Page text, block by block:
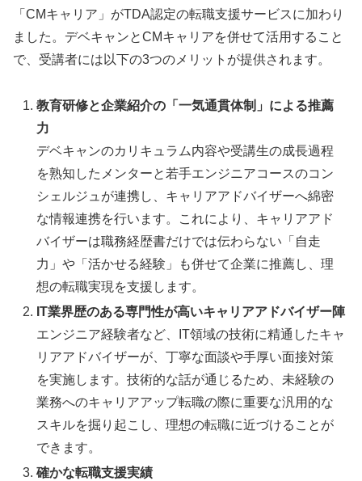
「CMキャリア」がTDA認定の転職支援サービスに加わり
ました。デベキャンとCMキャリアを併せて活用すること
で、受講者には以下の3つのメリットが提供されます。
教育研修と企業紹介の「一気通貫体制」による推薦
力
デベキャンのカリキュラム内容や受講生の成長過程
を熟知したメンターと若手エンジニアコースのコン
シェルジュが連携し、キャリアアドバイザーへ綿密
な情報連携を行います。これにより、キャリアアド
バイザーは職務経歴書だけでは伝わらない「自走
力」や「活かせる経験」も併せて企業に推薦し、理
想の転職実現を支援します。
IT業界歴のある専門性が高いキャリアアドバイザー陣
エンジニア経験者など、IT領域の技術に精通したキャ
リアアドバイザーが、丁寧な面談や手厚い面接対策
を実施します。技術的な話が通じるため、未経験の
業務へのキャリアアップ転職の際に重要な汎用的な
スキルを掘り起こし、理想の転職に近づけることが
できます。
確かな転職支援実績